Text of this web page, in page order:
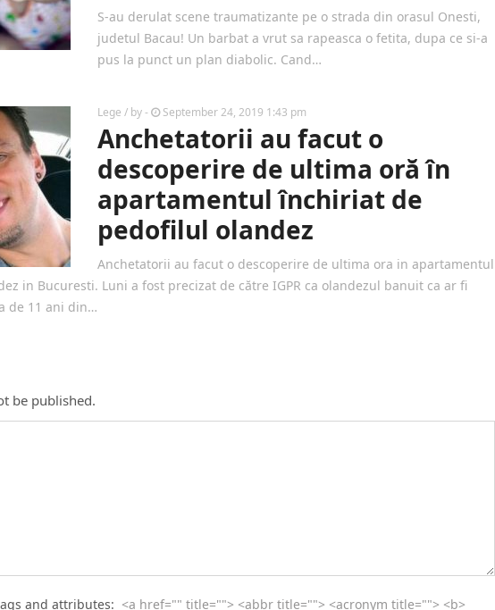
S-au derulat scene traumatizante pe o strada din orasul Onesti,
judetul Bacau! Un barbat a vrut sa rapeasca o fetita, dupa ce si-a
pus la punct un plan diabolic. Cand…
Lege / by- September 24, 2019 1:43 pm
Anchetatorii au facut o
descoperire de ultima oră în
apartamentul închiriat de
pedofilul olandez
Anchetatorii au facut o descoperire de ultima ora in apartamentul
in Bucuresti. Luni a fost precizat de către IGPR ca olandezul banuit ca ar fi
de 11 ani din…
be published.
and attributes: <a href="" title=""> <abbr title=""> <acronym title=""> <b>